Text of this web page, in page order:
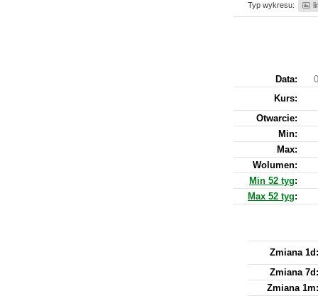
Typ wykresu:
Data:
Kurs:
Otwarcie:
Min:
Max:
Wolumen:
Min 52 tyg:
Max 52 tyg:
Zmiana 1d:
Zmiana 7d:
Zmiana 1m: